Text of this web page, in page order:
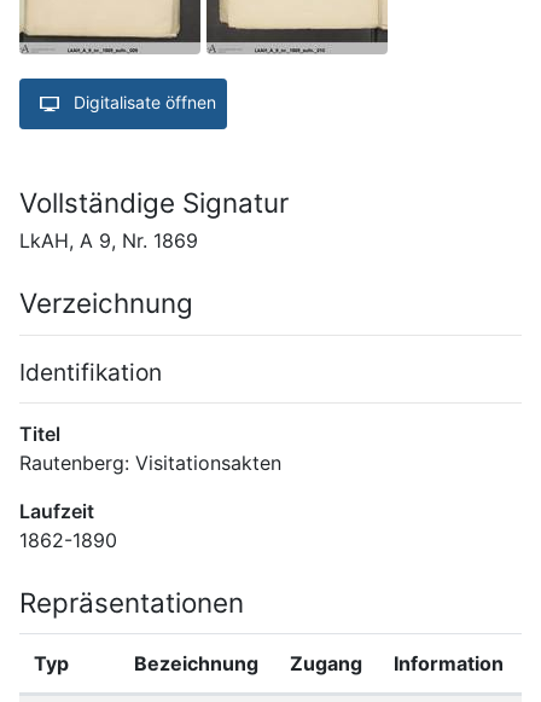
Digitalisate öffnen
Vollständige Signatur
LkAH, A 9, Nr. 1869
Verzeichnung
Identifikation
Titel
Rautenberg: Visitationsakten
Laufzeit
1862-1890
Repräsentationen
Typ Bezeichnung Zugang Information